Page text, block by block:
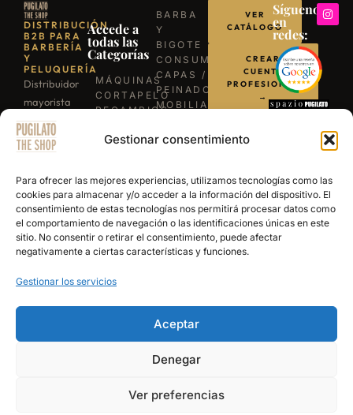
Gestionar consentimiento
Para ofrecer las mejores experiencias, utilizamos tecnologías como las
cookies para almacenar y/o acceder a la información del dispositivo. El
consentimiento de estas tecnologías nos permitirá procesar datos como
el comportamiento de navegación o las identificaciones únicas en este
sitio. No consentir o retirar el consentimiento, puede afectar
negativamente a ciertas características y funciones.
Gestionar los servicios
Aceptar
Denegar
Ver preferencias
DISTRIBUCIÓN
B2B PARA
BARBERÍA
Y
PELUQUERÍA
Distribuidor
mayorista
para
profesionales
de la
barbería y
peluquería.
Más de 15
años
abasteciendo
mejores
Accede a
todas las
Categorías
MÁQUINAS
CORTAPELO
RECAMBIOS
REPUESTOS
NAVAJAS
BARBERÍA
SECADORES
PRODUCTOS
DE
BARBA
Y
BIGOTE
CONSUMIBLES
CAPAS /
PEINADORES
MOBILIARIO
BARBACOAS
VER
CATÁLOGO
CREAR
CUENTA
PROFESIONAL
→
POR
WHATSAPP
Síguenos
en
redes:
Términos y Condiciones de Venta